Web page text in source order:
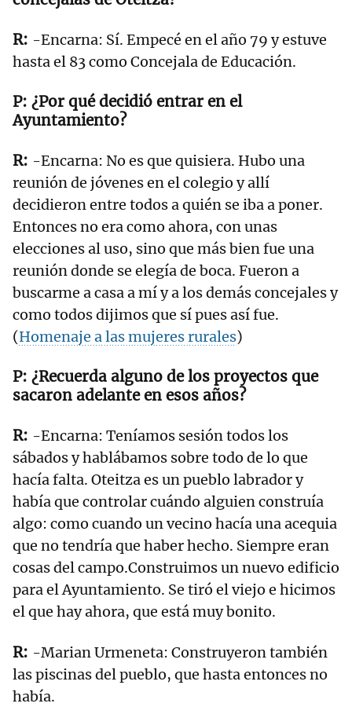
-Encarna: Sí. Empecé en el año 79 y estuve
hasta el 83 como Concejala de Educación.
¿Por qué decidió entrar en el
Ayuntamiento?
-Encarna: No es que quisiera. Hubo una
reunión de jóvenes en el colegio y allí
decidieron entre todos a quién se iba a poner.
Entonces no era como ahora, con unas
elecciones al uso, sino que más bien fue una
reunión donde se elegía de boca. Fueron a
buscarme a casa a mí y a los demás concejales y
como todos dijimos que sí pues así fue.
(Homenaje a las mujeres rurales)
¿Recuerda alguno de los proyectos que
sacaron adelante en esos años?
-Encarna: Teníamos sesión todos los
sábados y hablábamos sobre todo de lo que
hacía falta. Oteitza es un pueblo labrador y
había que controlar cuándo alguien construía
algo: como cuando un vecino hacía una acequia
que no tendría que haber hecho. Siempre eran
cosas del campo.Construimos un nuevo edificio
para el Ayuntamiento. Se tiró el viejo e hicimos
el que hay ahora, que está muy bonito.
-Marian Urmeneta: Construyeron también
las piscinas del pueblo, que hasta entonces no
había.